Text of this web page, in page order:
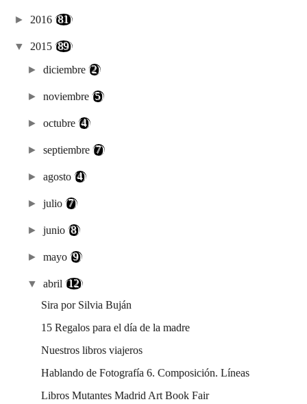
► 2016 (81)
▼ 2015 (89)
►diciembre(2)
►noviembre(5)
►octubre(4)
►septiembre(7)
►agosto(4)
►julio(7)
►junio(8)
►mayo(9)
▼abril (12)
Sira por Silvia Buján
15 Regalos para el día de la madre
Nuestros libros viajeros
Hablando de Fotografía 6. Composición. Líneas
Libros Mutantes Madrid Art Book Fair